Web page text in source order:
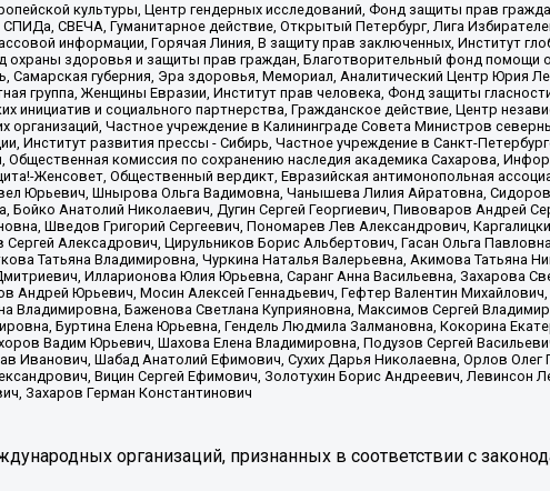
культуры, Центр гендерных исследований, Фонд защиты прав
СВЕЧА, Гуманитарное действие, Открытый Петербург, Лига
информации, Горячая Линия, В защиту прав заключенных, Институт
здоровья и защиты прав граждан, Благотворительный фонд помощи
Самарская губерния, Эра здоровья, Мемориал, Аналитический Центр Юрия
группа, Женщины Евразии, Институт прав человека, Фонд защиты
и социального партнерства, Гражданское действие, Центр
Частное учреждение в Калининграде Совета Министров
развития прессы - Сибирь, Частное учреждение в Санкт-
комиссия по сохранению наследия академика Сахарова,
Женсовет, Общественный вердикт, Евразийская антимонопольная
Юрьевич, Шнырова Ольга Вадимовна, Чанышева Лилия Айратовна,
Анатолий Николаевич, Дугин Сергей Георгиевич, Пивоваров Андрей
Шведов Григорий Сергеевич, Пономарев Лев Александрович,
Алексадрович, Цирульников Борис Альбертович, Гасан Ольга
Татьяна Владимировна, Чуркина Наталья Валерьевна, Акимова Татьяна
Илларионова Юлия Юрьевна, Саранг Анна Васильевна, Захарова
Юрьевич, Мосин Алексей Геннадьевич, Гефтер Валентин
Баженова Светлана Куприяновна, Максимов Сергей
Буртина Елена Юрьевна, Гендель Людмила Залмановна, Кокорина
Вадим Юрьевич, Шахова Елена Владимировна, Подузов Сергей
Иванович, Шабад Анатолий Ефимович, Сухих Дарья Николаевна, Орлов Олег
Вицин Сергей Ефимович, Золотухин Борис Андреевич, Левинсон
Захаров Герман Константинович
организаций, признанных в соответствии с